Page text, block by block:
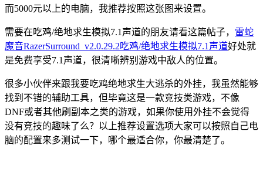
而5000元以上的电脑，我推荐按照这张图来设置。
需要在吃鸡/绝地求生模拟7.1声道的朋友请看这篇帖子， 雷蛇
魔音RazerSurround_v2.0.29.2吃鸡/绝地求生模拟7.1声道好处就
是免费享受7.1声道，很清晰辨别游戏中敌人的位置。
很多小伙伴来跟我要吃鸡绝地求生大逃杀的外挂，我虽然能够
找到不错的辅助工具，但毕竟这是一款竞技类游戏，不像
DNF或者其他刷副本之类的游戏，如果你使用外挂不会觉得
没有竞技的趣味了么？以上推荐设置选项大家可以按照自己电
脑的配置来多测试一下，哪个最适合你，你最清楚了。